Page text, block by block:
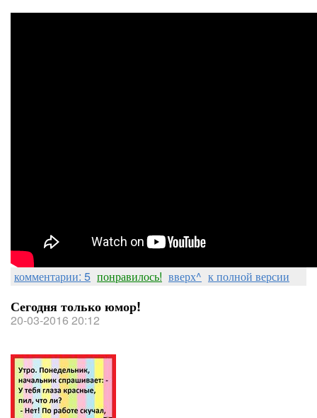
комментарии: 5 понравилось! вверх^ к полной версии
Сегодня только юмор!
20-03-2016 20:12